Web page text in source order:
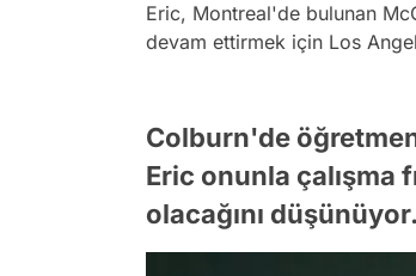
Eric, Montreal'de bulunan
devam ettirmek için Los
Colburn'de
Eric onunla çalışma
olacağını düşünüyor.